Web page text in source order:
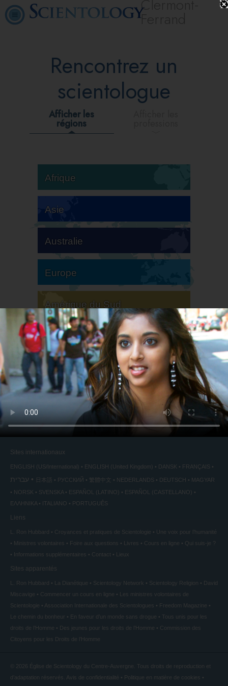
Clermont-
Ferrand
Rencontrez un
scientologue
Afficher les
régions
Afrique
Asie
Australie
Europe
Amérique du Sud
Amérique du Nord
Sites internationaux
ENGLISH (US/International) ENGLISH (United Kingdom) DANSK FRANÇAIS
עברית 日本語 РУССКИЙ 繁體中文 NEDERLANDS DEUTSCH
MAGYAR
NORSK
SVENSKA ESPAÑOL (LATINO)
ESPAÑOL (CASTELLANO)
ΕΛΛΗΝΙΚA
ITALIANO PORTUGUÊS
Liens
L. Ron Hubbard Croyances et pratiques de Scientologie
Une voix pour l’humanité
Ministres volontaires
Foire aux questions Livres Cours en ligne
Qui suis-je ?
Informations supplémentaires
Contact Lieux
Sites apparentés
L. Ron Hubbard La Dianétique Scientology Network Scientology Religion
David
Miscavige
Commencer un cours en ligne
Les ministres volontaires de
Scientologie
Association Internationale des Scientologues
Freedom Magazine
Le chemin du bonheur
En faveur d’un monde sans drogue
Tous unis pour les
droits de l’Homme
Des jeunes pour les droits de l’Homme
Commission des
Citoyens pour les Droits de l’Homme
© 2026 Église de Scientology du Centre-Auvergne. Tous droits de reproduction et
d’adaptation réservés. Avis de confidentialité • Politique en matière de cookies •